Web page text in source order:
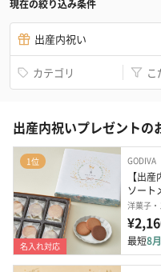
現在の絞り込み条件
出産内祝い
カテゴリ こ
出産内祝いプレゼントの
1位
名入れ対応
GODIVA
【出
ソート
洋菓子
最短8